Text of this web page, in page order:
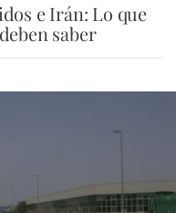
e Irán: Lo que
saber